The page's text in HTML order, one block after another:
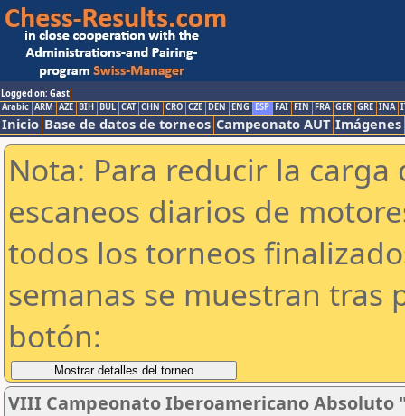
Logged on: Gast
Arabic ARM AZE BIH BUL CAT CHN CRO CZE DEN ENG ESP FAI FIN FRA GER GRE INA
Inicio Base de datos de torneos Campeonato AUT Imágenes
Nota: Para reducir la
escaneos diarios de
todos los torneos
semanas se muestran tras
botón:
VIII Campeonato Iberoamericano Absoluto